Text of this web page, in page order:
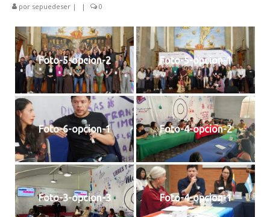
2024
2025
PLAN DE ACCIÓN
DOCUMENTO COMPLETO
PRESENTACIÓN
ESTRATEGIAS
CONSEJO CONSULTIVO LGBTI
por sepuedeser | | 0
Foto-5-opcion-2 Foto-5-opcion-1
Foto-6-opcion-1 Foto-4-opcion-2
Foto-3-opcion-3 Foto-4-opcion-1